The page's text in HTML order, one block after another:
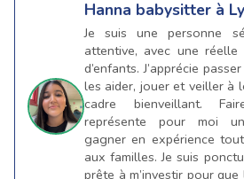
Hanna babysitter à
Je suis une personne
attentive, avec une réelle
d’enfants. J’apprécie
les aider, jouer et veiller à
cadre bienveillant.
représente pour moi
gagner en expérience
aux familles. Je suis
prête à m’investir pour